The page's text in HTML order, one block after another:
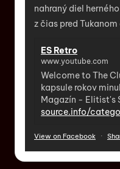
nahraný diel
z čias pred
ES Retro
www.youtube.com
Welcome to The
kapsule rokov
Magazín - Elitist's
source.info/
View on Facebook ·